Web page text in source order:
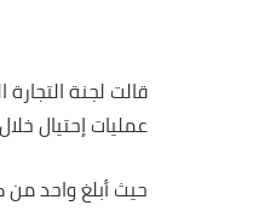
قالت لجنة
عمليات إحتيال خلال فترة
حيث أبلغ واحد من